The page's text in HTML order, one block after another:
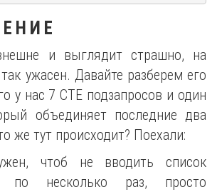
и выглядит страшно, на
ужасен. Давайте разберем его
у нас 7 CTE подзапросов и один
объединяет последние два
же тут происходит? Поехали:
чтоб не вводить список
по несколько раз, просто